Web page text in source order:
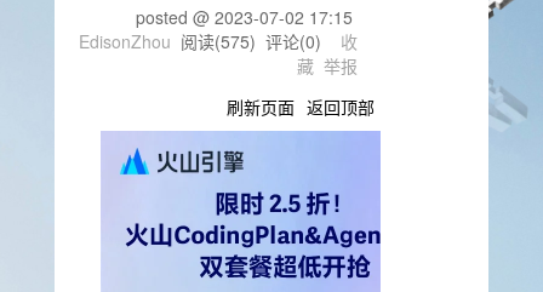
posted @ 2023-07-02 17:15
EdisonZhou 阅读(575) 评论(0) 收
藏 举报
刷新页面 返回顶部